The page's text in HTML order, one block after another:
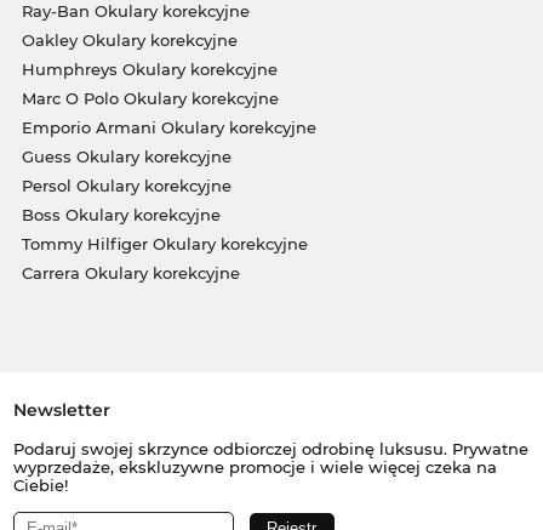
Ray-Ban Okulary korekcyjne
Oakley Okulary korekcyjne
Humphreys Okulary korekcyjne
Marc O Polo Okulary korekcyjne
Emporio Armani Okulary korekcyjne
Guess Okulary korekcyjne
Persol Okulary korekcyjne
Boss Okulary korekcyjne
Tommy Hilfiger Okulary korekcyjne
Carrera Okulary korekcyjne
Newsletter
Podaruj swojej skrzynce odbiorczej odrobinę luksusu. Prywatne
wyprzedaże, ekskluzywne promocje i wiele więcej czeka na
Ciebie!